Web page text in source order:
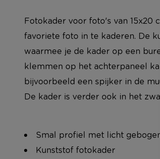
Fotokader voor foto's van 15x20
favoriete foto in te kaderen. De
waarmee je de kader op een
klemmen op het achterpaneel
bijvoorbeeld een spijker in de
De kader is verder ook in het
Smal profiel met licht
Kunststof fotokader